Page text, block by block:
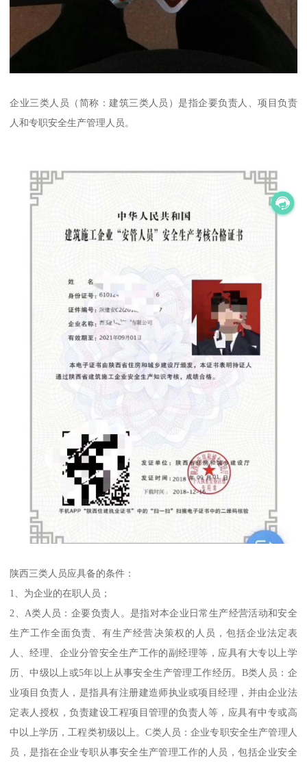
企业三类人员（简称：建筑三类人员）是指企要负责人、项目负责
人和专职安全生产管理人员。
陕西三类人员应具备的条件：
1、为企业的在职人员；
2、A类人员：企要负责人。是指对本企业日常生产经营活动和安全
生产工作全面负责、有生产经营决策权的人员，包括企业法定表
人、经理、企业分管安全生产工作的副经理等，应具有大专以上学
历、中级以上或5年以上从事安全生产管理工作经历。B类人员：企
业项目负责人，是指具有注册建造师执业或项目经理，并由企业法
定表人授权，负责建设工程项目管理的负责人等，应具有中专或高
中以上学历，工程类初级以上。C类人员：企业专职安全生产管理人
员，是指在企业专职从事安全生产管理工作的人员，包括企业安全